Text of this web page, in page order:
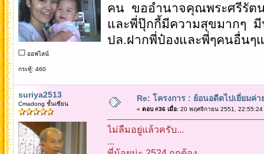
ออฟไลน์
กระทู้: 460
คน ขออำนาจคุณพระศรีรัต
และพี่ปุ๊กกี้มีความสุขมากๆ มี
ปล.ฝากพี่ป๋องและพี่ๆคนอื่นๆ
suriya2513
Cmadong ชั้นเซียน
Re: โครงการ : ย้อนอดีตไปเยี่ยมค่
« ตอบ #36 เมื่อ:20 พฤศจิกายน 2551, 22:55:24
ไม่ลืมอยู่แล้วครับ...
...